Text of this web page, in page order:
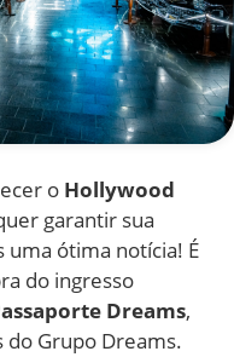
o Hollywood
garantir sua
ótima notícia! É
do ingresso
Dreams,
do Grupo Dreams.